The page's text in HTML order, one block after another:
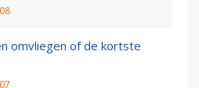
omvliegen of de kortste